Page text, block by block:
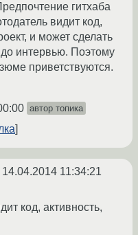
гитхаба
видит код,
и может сделать
интервью. Поэтому
приветствуются.
автор топика
14.04.2014 11:34:21
код, активность,